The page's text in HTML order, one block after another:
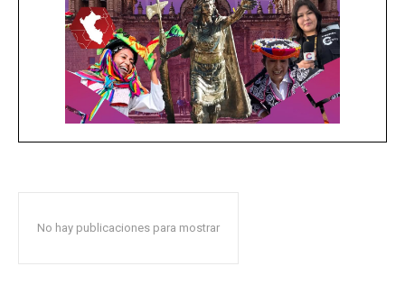
No hay publicaciones para mostrar